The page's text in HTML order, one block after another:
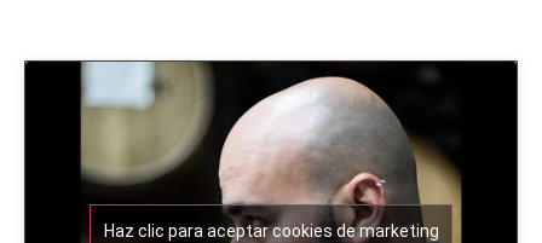
Haz clic para aceptar cookies de marketing